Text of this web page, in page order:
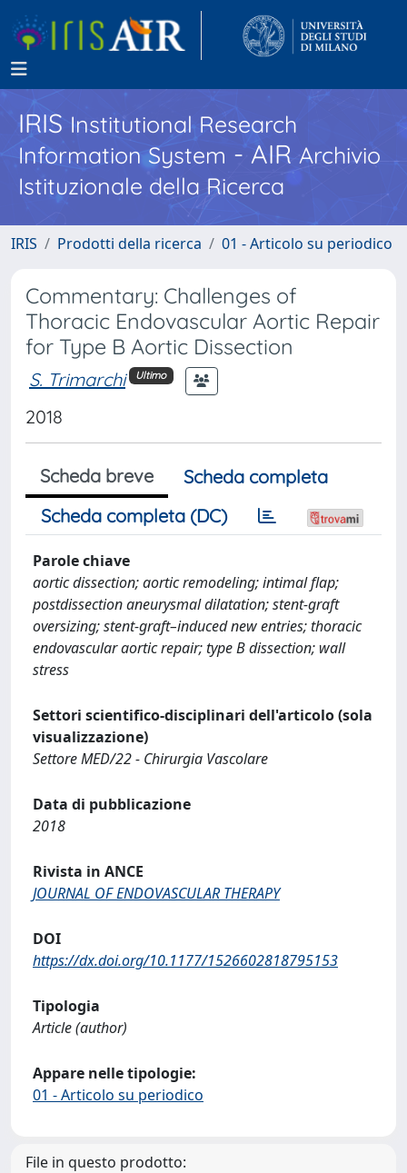
IRISInstitutional Research
Information System - AIR Archivio
Istituzionale della Ricerca
IRIS Prodotti della ricerca 01 - Articolo su periodico
Commentary: Challenges of
Thoracic Endovascular Aortic Repair
for Type B Aortic Dissection
S. Trimarchi Ultimo
2018
Scheda breve
Scheda completa
Scheda completa (DC)
Parole chiave
aortic dissection; aortic remodeling; intimal flap;
postdissection aneurysmal dilatation; stent-graft
oversizing; stent-graft–induced new entries; thoracic
endovascular aortic repair; type B dissection; wall
stress
Settori scientifico-disciplinari dell'articolo (sola
visualizzazione)
Settore MED/22 - Chirurgia Vascolare
Data di pubblicazione
2018
Rivista in ANCE
JOURNAL OF ENDOVASCULAR THERAPY
DOI
https://dx.doi.org/10.1177/1526602818795153
Tipologia
Article (author)
Appare nelle tipologie:
01 - Articolo su periodico
File in questo prodotto: